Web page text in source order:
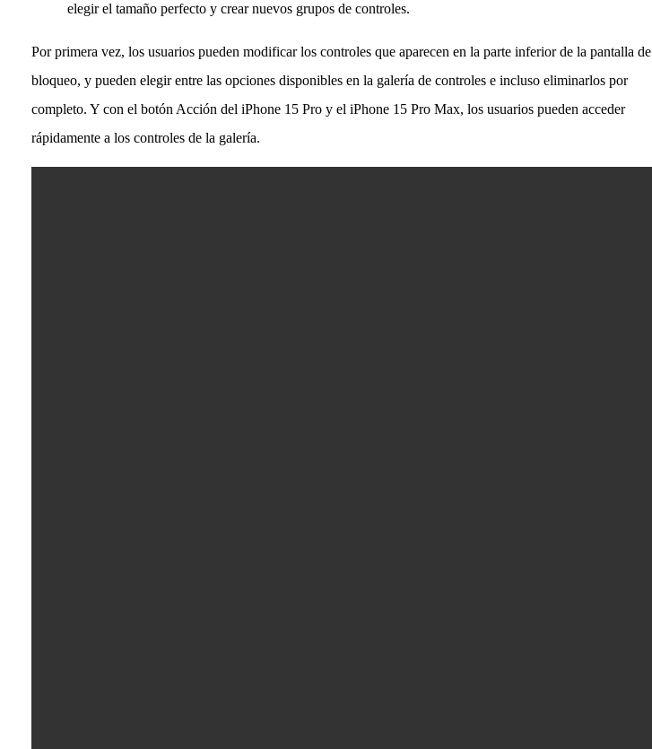
elegir el tamaño perfecto y crear nuevos grupos de controles.
Por primera vez, los usuarios pueden modificar los controles que aparecen en la parte inferior de la pantalla de
bloqueo, y pueden elegir entre las opciones disponibles en la galería de controles e incluso eliminarlos por
completo. Y con el botón Acción del iPhone 15 Pro y el iPhone 15 Pro Max, los usuarios pueden acceder
rápidamente a los controles de la galería.